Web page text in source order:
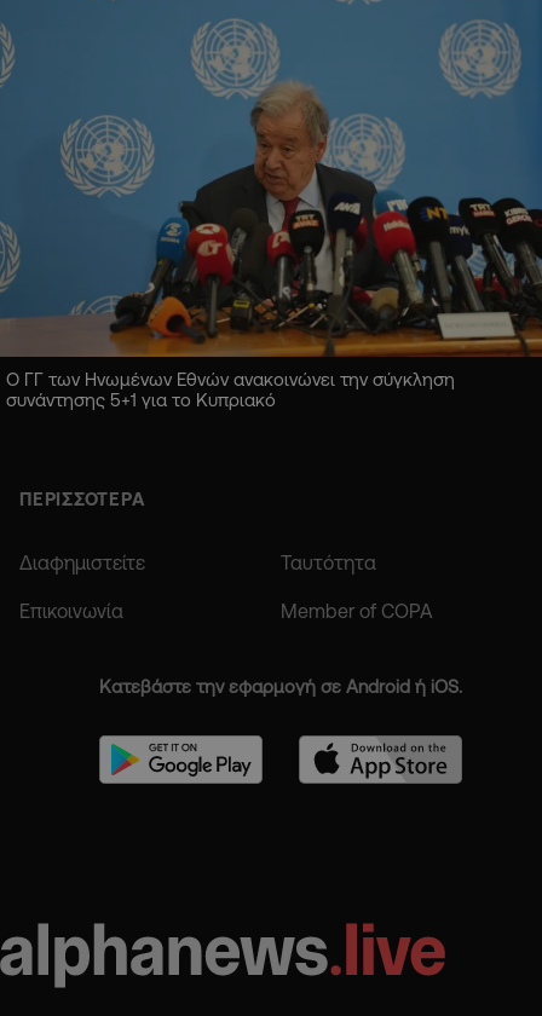
Ο ΓΓ των Ηνωμένων Εθνών ανακοινώνει την σύγκληση
συνάντησης 5+1 για το Κυπριακό
ΠΕΡΙΣΣΟΤΕΡΑ
Διαφημιστείτε Ταυτότητα
Επικοινωνία Member of COPA
Κατεβάστε την εφαρμογή σε Android ή iOS.